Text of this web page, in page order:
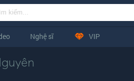
Nghệ sĩ VIP